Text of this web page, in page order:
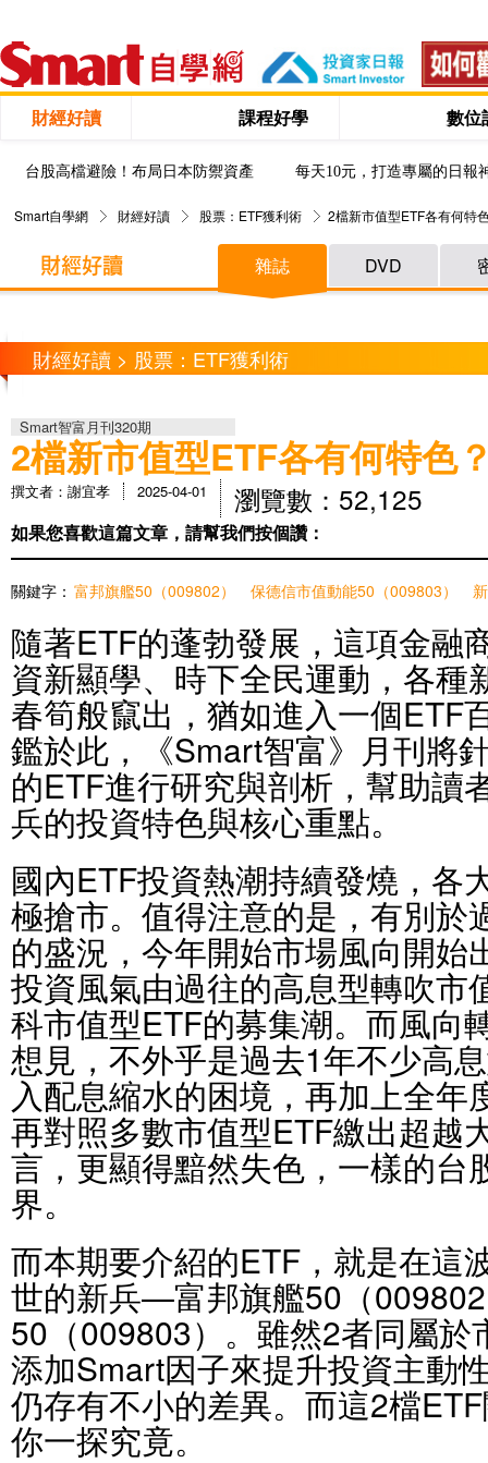
財經好讀 課程好學 數位
台股高檔避險！布局日本防禦資產 每天10元，打造專屬的日報
Smart自學網 財經好讀 股票：ETF獲利術 2檔新市值型ETF各有何特
雜誌 DVD
財經好讀 > 股票：ETF獲利術
Smart智富月刊320期
2檔新市值型ETF各有何特色
撰文者：謝宜孝 2025-04-01 瀏覽數：52,125
如果您喜歡這篇文章，請幫我們按個讚：
關鍵字： 富邦旗艦50（009802） 保德信市值動能50（009803）
隨著ETF的蓬勃發展，這項金融
資新顯學、時下全民運動，各種
春筍般竄出，猶如進入一個ETF
鑑於此，《Smart智富》月刊將
的ETF進行研究與剖析，幫助讀
兵的投資特色與核心重點。
國內ETF投資熱潮持續發燒，各
極搶市。值得注意的是，有別於
的盛況，今年開始市場風向開
投資風氣由過往的高息型轉吹市
科市值型ETF的募集潮。而風向
想見，不外乎是過去1年不少高
入配息縮水的困境，再加上全年
再對照多數市值型ETF繳出超越
言，更顯得黯然失色，一樣的台
界。
而本期要介紹的ETF，就是在這
世的新兵—富邦旗艦50（
50（009803）。雖然2者同屬於
添加Smart因子來提升投資主動
仍存有不小的差異。而這2檔
你一探究竟。